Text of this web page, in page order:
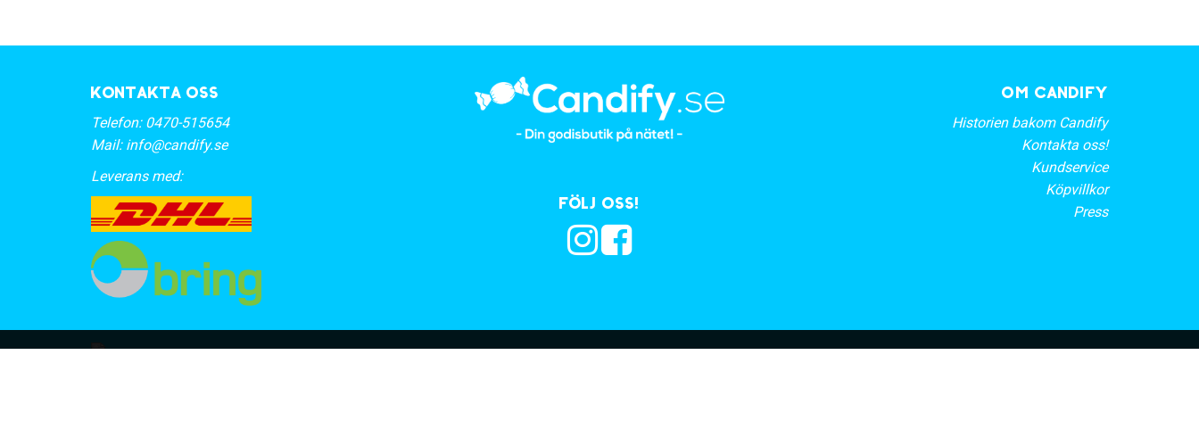
Kontakta oss
Telefon: 0470-515654
Mail: info@candify.se
Leverans med:
Följ oss!
OM CANDIFY
Historien bakom Candify
Kontakta oss!
Kundservice
Köpvillkor
Press